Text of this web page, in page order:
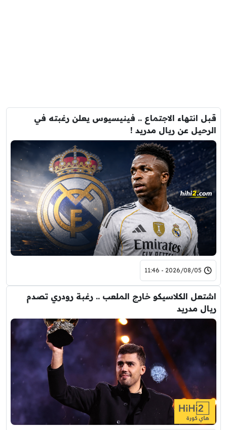
قبل انتهاء الاجتماع .. فينيسيوس يعلن رغبته في
الرحيل عن ريال مدريد !
2026/08/05 - 11:46
اشتعل الكلاسيكو خارج الملعب .. رغبة رودري تصدم
ريال مدريد